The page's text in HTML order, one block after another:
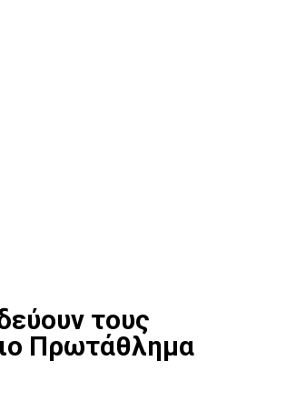
τους
Πρωτάθλημα